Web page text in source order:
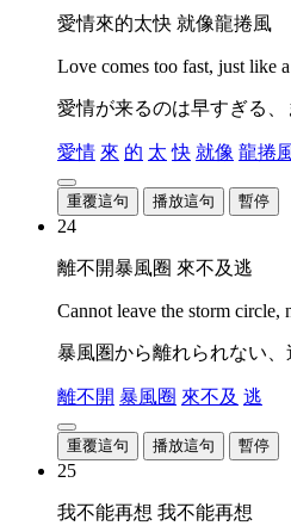
愛情來的太快 就像龍捲風
Love comes too fast, just like
愛情が来るのは早すぎる
愛情 來 的 太 快 就像 龍捲
重覆這句 播放這句 暫停
24
離不開暴風圈 來不及逃
Cannot leave the storm circle,
暴風圏から離れられない
離不開 暴風圈 來不及 逃
重覆這句 播放這句 暫停
25
我不能再想 我不能再想